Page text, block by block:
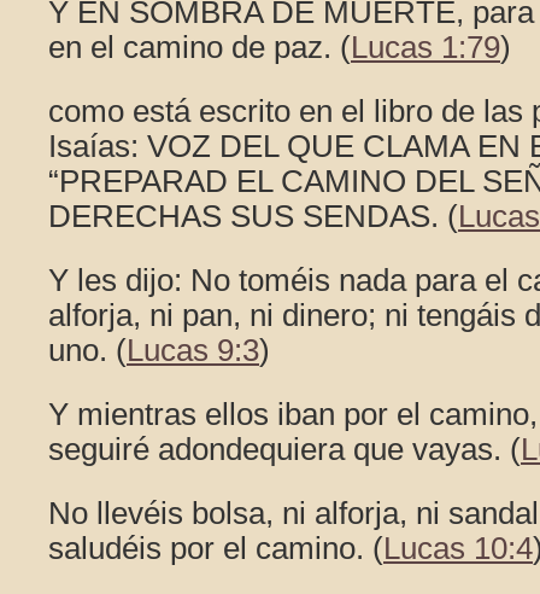
Y EN SOMBRA DE MUERTE,
en el camino de paz. (Lucas 1:79)
como está escrito en el libro de las
Isaías: VOZ DEL QUE CLAMA EN
“PREPARAD EL CAMINO DEL
DERECHAS SUS SENDAS. (
Y les dijo: No toméis nada para el
alforja, ni pan, ni dinero; ni tengáis
uno. (Lucas 9:3)
Y mientras ellos iban por el
seguiré adondequiera que vayas. (
No llevéis bolsa, ni alforja, ni
saludéis por el camino. (Lucas 10:4